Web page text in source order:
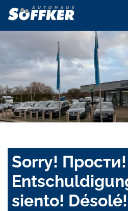
Sorry! Прости!
siento! Désolé!